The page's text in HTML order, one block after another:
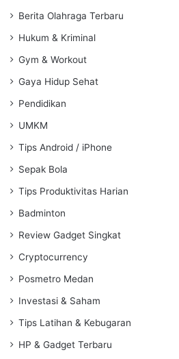
Berita Olahraga Terbaru
Hukum & Kriminal
Gym & Workout
Gaya Hidup Sehat
Pendidikan
UMKM
Tips Android / iPhone
Sepak Bola
Tips Produktivitas Harian
Badminton
Review Gadget Singkat
Cryptocurrency
Posmetro Medan
Investasi & Saham
Tips Latihan & Kebugaran
HP & Gadget Terbaru